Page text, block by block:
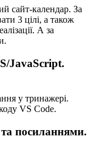
сайт-календар. За
3 цілі, а також
А за
JavaScript.
у тринажері.
VS Code.
посиланнями.